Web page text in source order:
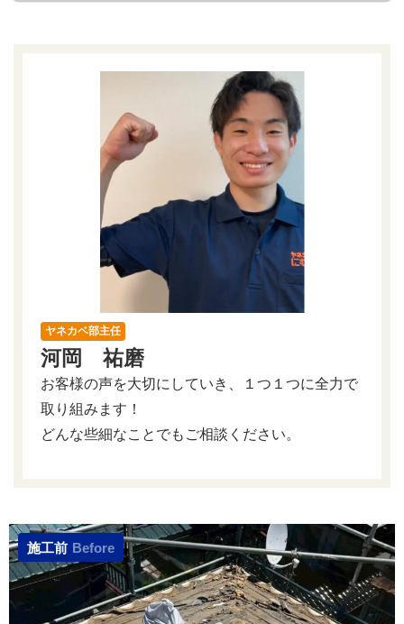
ヤネカベ部主任
河岡 祐磨
お客様の声を大切にしていき、１つ１つに全力で
取り組みます！
どんな些細なことでもご相談ください。
施工前 Before